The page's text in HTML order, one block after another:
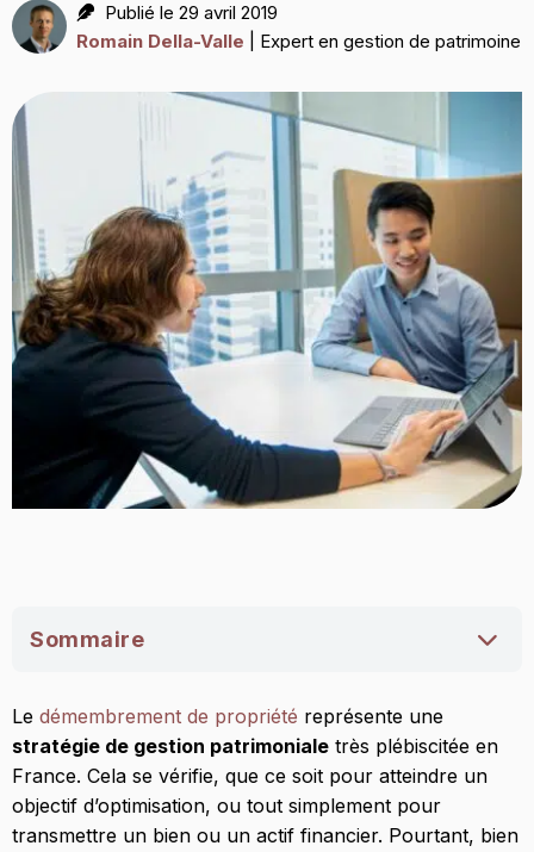
Publié le 29 avril 2019
Romain Della-Valle
| Expert en gestion de patrimoine
Sommaire
L’usufruit légal
Qu’est ce que l’usufruit légal ?
Fiscalité de l’usufruit légal
L’usufruit conventionnel
Le démembrement de propriété représente une
stratégie de gestion patrimoniale très plébiscitée en
France. Cela se vérifie, que ce soit pour atteindre un
objectif d’optimisation, ou tout simplement pour
transmettre un bien ou un actif financier. Pourtant, bien